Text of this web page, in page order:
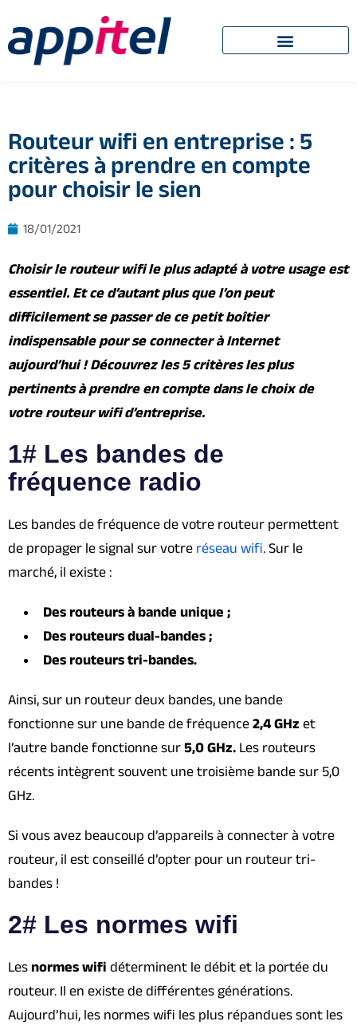
Routeur wifi en entreprise : 5
critères à prendre en compte
pour choisir le sien
18/01/2021
Choisir le routeur wifi le plus adapté à votre usage est
essentiel. Et ce d’autant plus que l’on peut
difficilement se passer de ce petit boîtier
indispensable pour se connecter à Internet
aujourd’hui ! Découvrez les 5 critères les plus
pertinents à prendre en compte dans le choix de
votre routeur wifi d’entreprise.
1# Les bandes de
fréquence radio
Les bandes de fréquence de votre routeur permettent
de propager le signal sur votre réseau wifi. Sur le
marché, il existe :
Des routeurs à bande unique ;
Des routeurs dual-bandes ;
Des routeurs tri-bandes.
Ainsi, sur un routeur deux bandes, une bande
fonctionne sur une bande de fréquence 2,4 GHz et
l’autre bande fonctionne sur 5,0 GHz. Les routeurs
récents intègrent souvent une troisième bande sur 5,0
GHz.
Si vous avez beaucoup d’appareils à connecter à votre
routeur, il est conseillé d’opter pour un routeur tri-
bandes !
2# Les normes wifi
Les normes wifi déterminent le débit et la portée du
routeur. Il en existe de différentes générations.
Aujourd’hui, les normes wifi les plus répandues sont les